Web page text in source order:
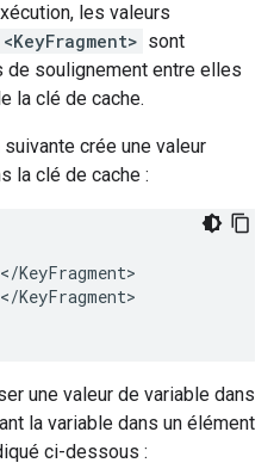
les valeurs
<KeyFragment> sont
de soulignement entre elles
la clé de cache.
crée une valeur
la clé de cache :
KeyFragment>
KeyFragment>
une valeur de variable dans
la variable dans un élément
ci-dessous :